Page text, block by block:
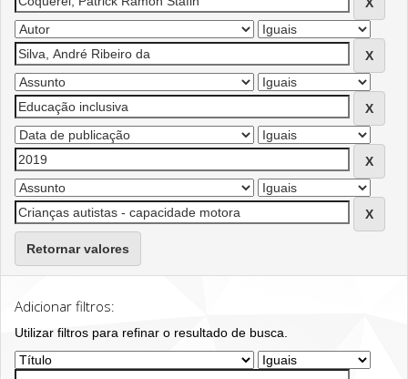
Retornar valores
Adicionar filtros:
Utilizar filtros para refinar o resultado de busca.